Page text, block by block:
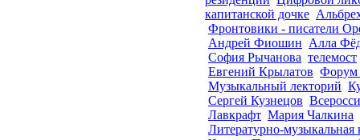
капитанской дочке
Фронтовики - писатели
Андрей Фиошин Алла
София Рычанова телемост
Евгений Крылатов Форум
Музыкальный лекторий
Сергей Кузнецов
Лавкрафт Мария Чалкина
Литературно-музыкальная